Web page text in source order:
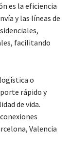
es la eficiencia
y las líneas de
facilitando
o
rápido y
de vida.
Valencia